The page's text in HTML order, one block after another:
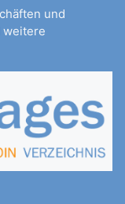
und
weitere